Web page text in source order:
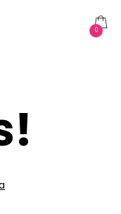
0